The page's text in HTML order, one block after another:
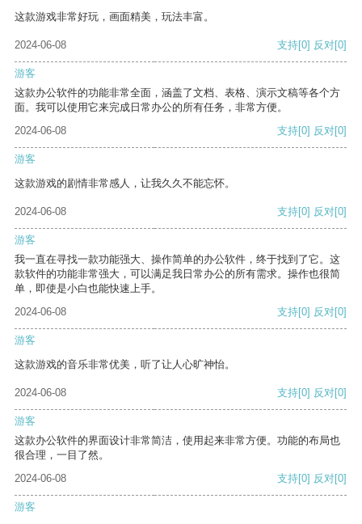
这款游戏非常好玩，画面精美，玩法丰富。
2024-06-08 支持[0] 反对[0]
游客
这款办公软件的功能非常全面，涵盖了文档、表格、演示文稿等各个方
面。我可以使用它来完成日常办公的所有任务，非常方便。
2024-06-08
支持[0] 反对[0]
游客
这款游戏的剧情非常感人，让我久久不能忘怀。
2024-06-08 支持[0] 反对[0]
游客
我一直在寻找一款功能强大、操作简单的办公软件，终于找到了它。这
款软件的功能非常强大，可以满足我日常办公的所有需求。操作也很简
单，即使是小白也能快速上手。
2024-06-08
支持[0] 反对[0]
游客
这款游戏的音乐非常优美，听了让人心旷神怡。
2024-06-08 支持[0] 反对[0]
游客
这款办公软件的界面设计非常简洁，使用起来非常方便。功能的布局也
很合理，一目了然。
2024-06-08
支持[0] 反对[0]
游客